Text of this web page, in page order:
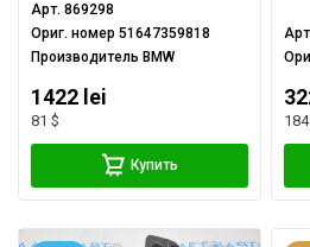
Арт.869298
Ориг. номер51647359818
Производитель BMW
1422 lei
81 $
Купить